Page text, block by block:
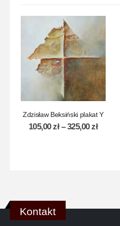
Zdzisław Beksiński plakat Y
105,00zł – 325,00zł
Kontakt